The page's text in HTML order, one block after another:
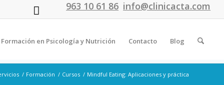
963 10 61 86 info@clinicacta.com
Formación en Psicología y Nutrición Contacto Blog
/ Formación / Cursos / Mindful Eating: Aplicaciones y práctica